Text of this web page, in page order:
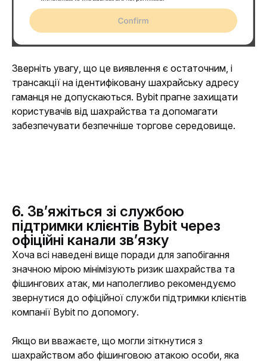
Зверніть увагу, що це виявлення є остаточним, і
трансакції на ідентифіковану шахрайську адресу
гаманця не допускаються. Bybit прагне захищати
користувачів від шахрайства та допомагати
забезпечувати безпечніше торгове середовище.
6. Зв’яжіться зі службою
підтримки клієнтів Bybit через
офіційні канали зв’язку
Хоча всі наведені вище поради для запобігання
значною мірою мінімізують ризик шахрайства та
фішингових атак, ми наполегливо рекомендуємо
звернутися до офіційної служби підтримки клієнтів
компанії Bybit по допомогу.
Якщо ви вважаєте, що могли зіткнутися з
шахрайством або фішинговою атакою особи, яка